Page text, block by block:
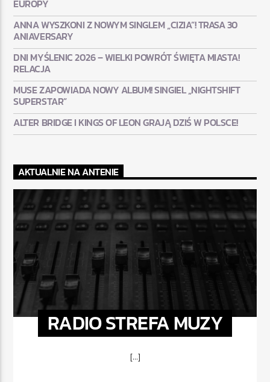
EUROPY
ANNA WYSZKONI Z NOWYM SINGLEM „CIZIA”! TRASA 30
ANIAVERSARY
DNI MYŚLENIC 2026 – WIELKI POWRÓT ŚWIĘTA MIASTA!
RELACJA
MUSE ZAPOWIADA NOWY ALBUM! SINGIEL „NIGHTSHIFT
SUPERSTAR”
ALTER BRIDGE I KINGS OF LEON GRAJĄ DZIŚ W POLSCE!
AKTUALNIE NA ANTENIE
RADIO STREFA MUZY
[...]